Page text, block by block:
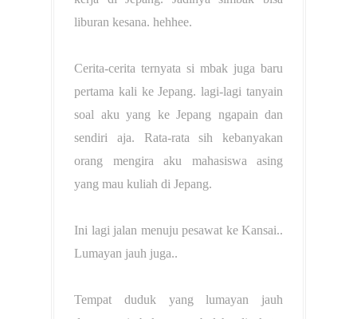
liburan kesana. hehhee.
Cerita-cerita ternyata si mbak juga baru
pertama kali ke Jepang. lagi-lagi tanyain
soal aku yang ke Jepang ngapain dan
sendiri aja. Rata-rata sih kebanyakan
orang mengira aku mahasiswa asing
yang mau kuliah di Jepang.
Ini lagi jalan menuju pesawat ke Kansai..
Lumayan jauh juga..
Tempat duduk yang lumayan jauh